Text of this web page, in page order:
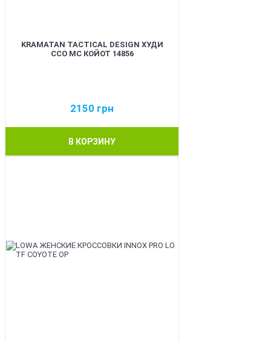
KRAMATAN TACTICAL DESIGN ХУДИ
ССО МС КОЙОТ 14856
2150 грн
В КОРЗИНУ